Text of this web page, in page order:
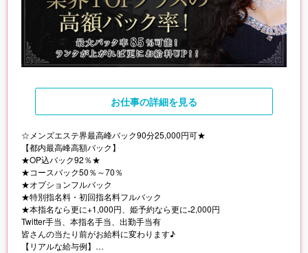
お仕事の詳細を見る
☆メンズエステ界最高峰バック90分25,000円可★
【都内最高峰高額バック】
★OP込バック92％★
★コースバック50％～70％
★オプションフルバック
★特別指名料・初回指名料フルバック
★本指名なら更に+1,000円、姫予約なら更に₊2,000円
Twitter手当、本指名手当、出勤手当有
皆さんの当たり前がお給料に変わります♪
【リアルな給与例】